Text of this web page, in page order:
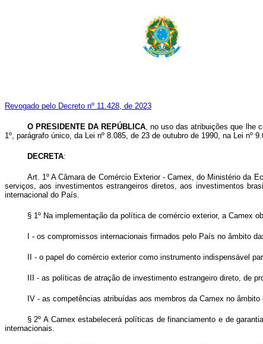
Revogado pelo Decreto nº 11.428, de 2023
O PRESIDENTE DA REPÚBLICA, no uso das atribuições que lhe
1º, parágrafo único, da Lei nº 8.085, de 23 de outubro de 1990, na Lei nº
DECRETA:
Art. 1º A Câmara de Comércio Exterior - Camex, do Ministério da
serviços, aos investimentos estrangeiros diretos, aos investimentos
internacional do País.
§ 1º Na implementação da política de comércio exterior, a Camex
I - os compromissos internacionais firmados pelo País no âmbito
II - o papel do comércio exterior como instrumento indispensável
III - as políticas de atração de investimento estrangeiro direto, de
IV - as competências atribuídas aos membros da Camex no
§ 2º A Camex estabelecerá políticas de financiamento e de
internacionais.